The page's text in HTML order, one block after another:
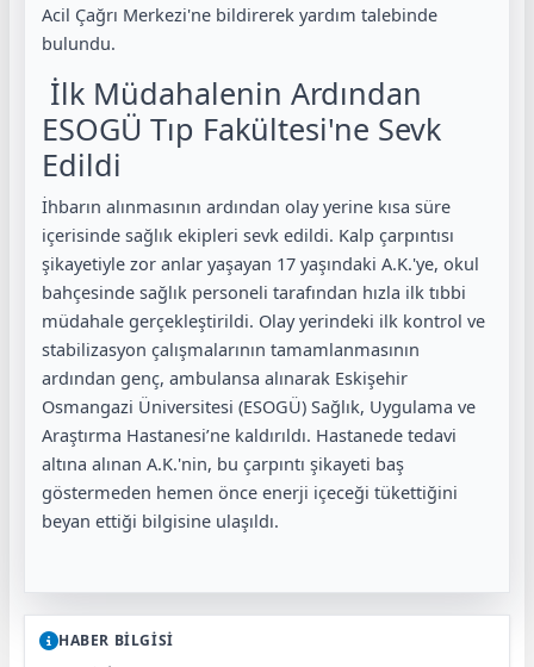
Acil Çağrı Merkezi'ne bildirerek yardım talebinde
bulundu.
İlk Müdahalenin Ardından
ESOGÜ Tıp Fakültesi'ne Sevk
Edildi
İhbarın alınmasının ardından olay yerine kısa süre
içerisinde sağlık ekipleri sevk edildi. Kalp çarpıntısı
şikayetiyle zor anlar yaşayan 17 yaşındaki A.K.'ye, okul
bahçesinde sağlık personeli tarafından hızla ilk tıbbi
müdahale gerçekleştirildi. Olay yerindeki ilk kontrol ve
stabilizasyon çalışmalarının tamamlanmasının
ardından genç, ambulansa alınarak Eskişehir
Osmangazi Üniversitesi (ESOGÜ) Sağlık, Uygulama ve
Araştırma Hastanesi’ne kaldırıldı. Hastanede tedavi
altına alınan A.K.'nin, bu çarpıntı şikayeti baş
göstermeden hemen önce enerji içeceği tükettiğini
beyan ettiği bilgisine ulaşıldı.
HABER BİLGİSİ